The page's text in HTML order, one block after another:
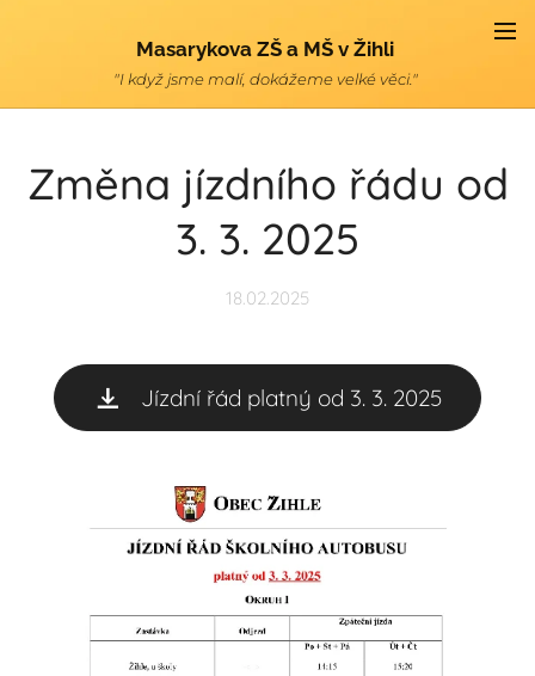
Masarykova ZŠ a MŠ v Žihli
"I když jsme malí, dokážeme velké věci."
Změna jízdního řádu od
3. 3. 2025
18.02.2025
Jízdní řád platný od 3. 3. 2025